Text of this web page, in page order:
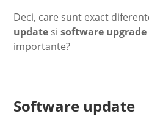
Deci, care sunt exact
update sisoftware upgrade
importante?
Software update